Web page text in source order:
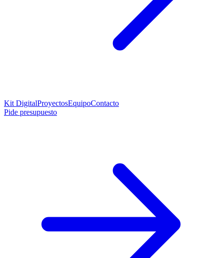
Kit DigitalProyectosEquipoContacto
Pide presupuesto